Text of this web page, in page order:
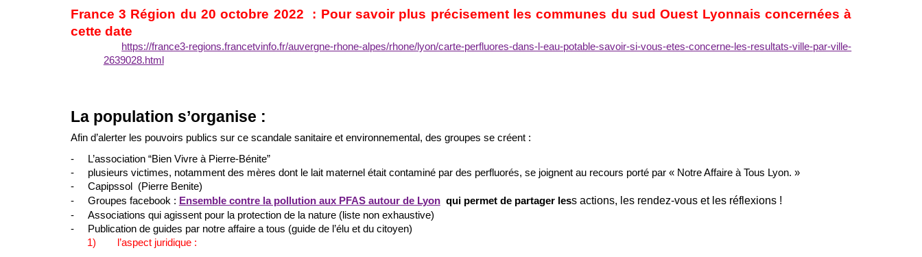
France 3 Région du 20 octobre 2022 : Pour savoir plus précisement les communes du sud Ouest Lyonnais concernées à
cette date
https://france3-regions.francetvinfo.fr/auvergne-rhone-alpes/rhone/lyon/carte-perfluores-dans-l-eau-potable-savoir-si-vous-etes-concerne-les-resultats-ville-par-ville-
2639028.html
La population s’organise :
Afin d’alerter les pouvoirs publics sur ce scandale sanitaire et environnemental, des groupes se créent :
-
L’association “Bien Vivre à Pierre-Bénite”
-
plusieurs victimes, notamment des mères dont le lait maternel était contaminé par des perfluorés, se joignent au recours porté par « Notre Affaire à Tous Lyon. »
-
Capipssol (Pierre Benite)
-
Groupes facebook : Ensemble contre la pollution aux PFAS autour de Lyon qui permet de partager less actions, les rendez-vous et les réflexions !
-
Associations qui agissent pour la protection de la nature (liste non exhaustive)
-
Publication de guides par notre affaire a tous (guide de l’élu et du citoyen)
1)
l’aspect juridique :